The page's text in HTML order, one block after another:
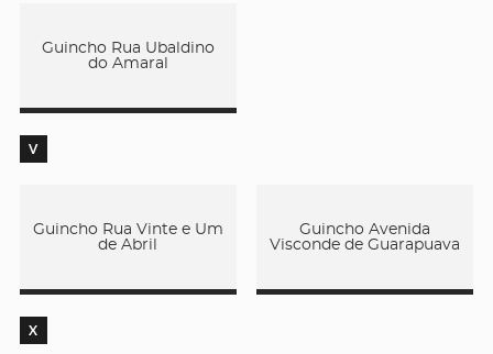
Guincho Rua Ubaldino
do Amaral
V
Guincho Rua Vinte e Um
de Abril
Guincho Avenida
Visconde de Guarapuava
X